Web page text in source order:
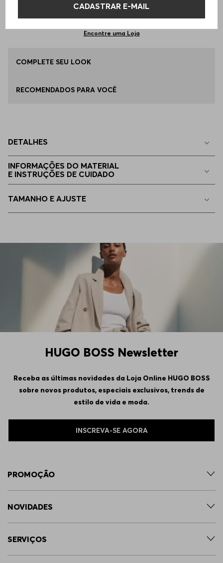
CADASTRAR E-MAIL
100ML
ADICIONAR AO CARRINHO
Encontre uma Loja
COMPLETE SEU LOOK
RECOMENDADOS PARA VOCÊ
DETALHES
INFORMAÇÕES DO MATERIAL
E INSTRUÇÕES DE CUIDADO
TAMANHO E AJUSTE
HUGO BOSS Newsletter
Receba as últimas novidades da Loja Online HUGO BOSS
sobre novos produtos, especiais exclusivos, trends de
estilo de vida e moda.
INSCREVA-SE AGORA
PROMOÇÃO
NOVIDADES
SERVIÇOS